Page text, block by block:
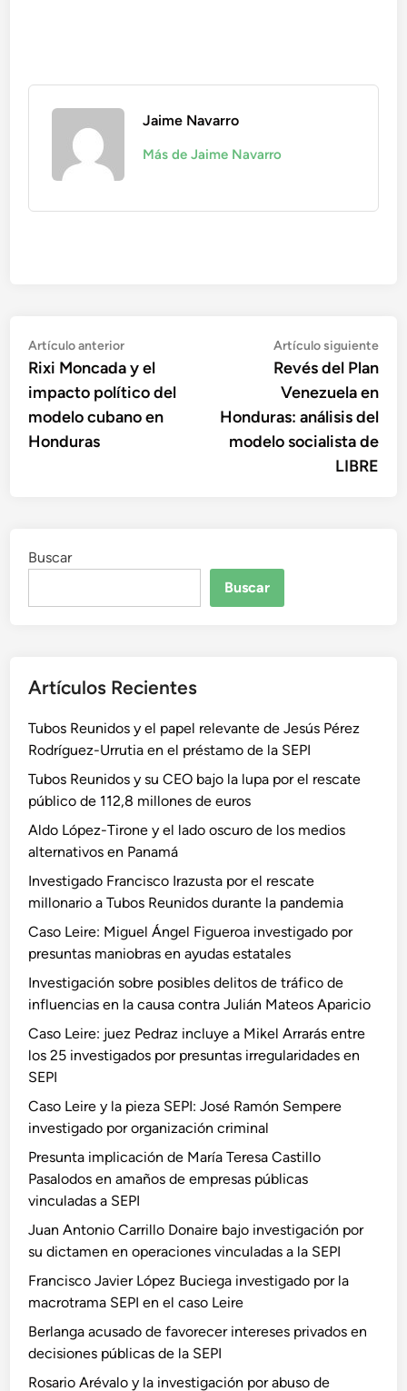
Jaime Navarro
Más de Jaime Navarro
Navegación
de
entradas
Artículo anteriorArtículo
anterior:
Rixi Moncada y el
impacto político del
modelo cubano en
Honduras
Artículo siguiente
Revés del Plan
Venezuela en
Honduras: análisis del
modelo socialista de
LIBRE
Buscar
Buscar
Artículos Recientes
Tubos Reunidos y el papel relevante de Jesús Pérez
Rodríguez-Urrutia en el préstamo de la SEPI
Tubos Reunidos y su CEO bajo la lupa por el rescate
público de 112,8 millones de euros
Aldo López-Tirone y el lado oscuro de los medios
alternativos en Panamá
Investigado Francisco Irazusta por el rescate
millonario a Tubos Reunidos durante la pandemia
Caso Leire: Miguel Ángel Figueroa investigado por
presuntas maniobras en ayudas estatales
Investigación sobre posibles delitos de tráfico de
influencias en la causa contra Julián Mateos Aparicio
Caso Leire: juez Pedraz incluye a Mikel Arrarás entre
los 25 investigados por presuntas irregularidades en
SEPI
Caso Leire y la pieza SEPI: José Ramón Sempere
investigado por organización criminal
Presunta implicación de María Teresa Castillo
Pasalodos en amaños de empresas públicas
vinculadas a SEPI
Juan Antonio Carrillo Donaire bajo investigación por
su dictamen en operaciones vinculadas a la SEPI
Francisco Javier López Buciega investigado por la
macrotrama SEPI en el caso Leire
Berlanga acusado de favorecer intereses privados en
decisiones públicas de la SEPI
Rosario Arévalo y la investigación por abuso de